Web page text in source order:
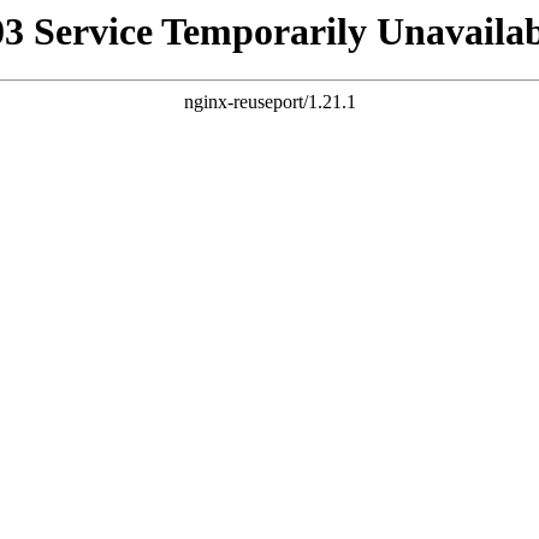
Service Temporarily
nginx-reuseport/1.21.1